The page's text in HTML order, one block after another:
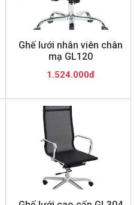
Ghế lưới nhân viên chân
mạ GL120
1.524.000đ